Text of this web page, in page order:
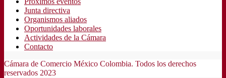
Junta directiva
Organismos aliados
Oportunidades laborales
Actividades de la Cámara
Contacto
Cámara de Comercio México Colombia. Todos los derechos
reservados 2023